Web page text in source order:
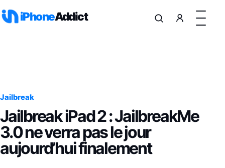
iPhoneAddict
Jailbreak
Jailbreak iPad 2 : JailbreakMe
3.0 ne verra pas le jour
aujourd’hui finalement